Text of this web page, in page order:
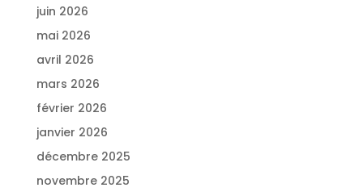
juin 2026
mai 2026
avril 2026
mars 2026
février 2026
janvier 2026
décembre 2025
novembre 2025